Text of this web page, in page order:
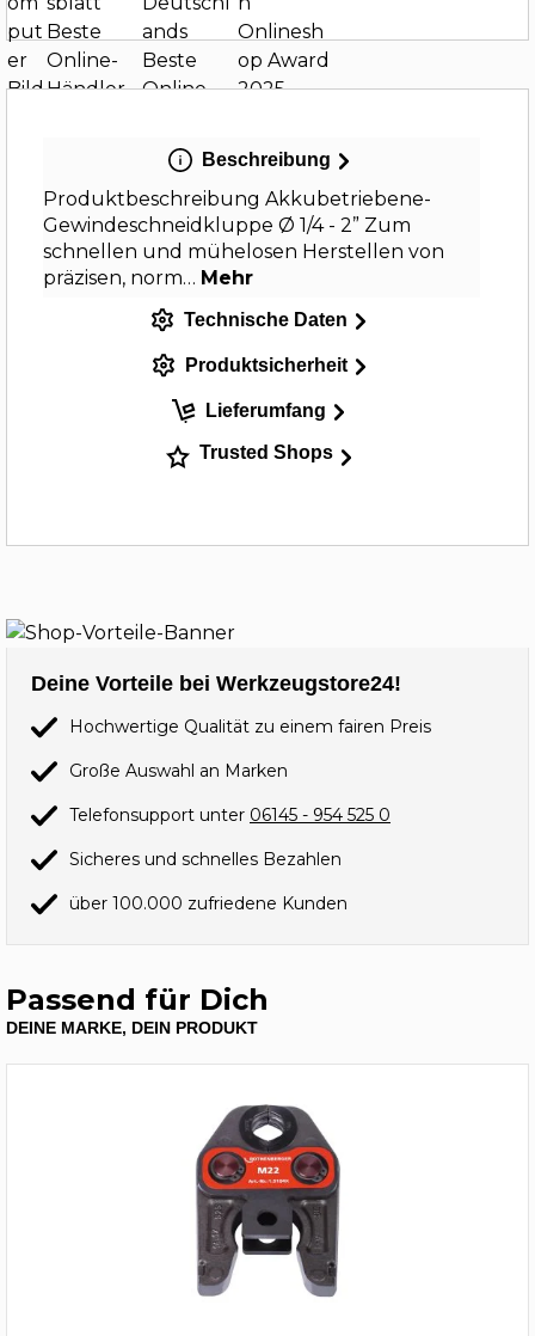
Beschreibung
Produktbeschreibung Akkubetriebene-
Gewindeschneidkluppe Ø 1/4 - 2” Zum
schnellen und mühelosen Herstellen von
präzisen, norm… Mehr
Technische Daten
Produktsicherheit
Lieferumfang
Trusted Shops
Deine Vorteile bei Werkzeugstore24!
Hochwertige Qualität zu einem fairen Preis
Große Auswahl an Marken
Telefonsupport unter 06145 - 954 525 0
Sicheres und schnelles Bezahlen
über 100.000 zufriedene Kunden
Passend für Dich
DEINE MARKE, DEIN PRODUKT